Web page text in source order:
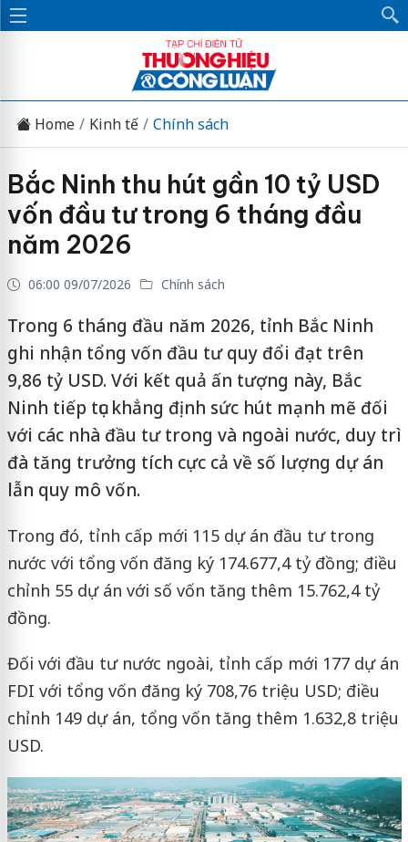
Home Kinh tế Chính sách
Bắc Ninh thu hút gần 10 tỷ USD
vốn đầu tư trong 6 tháng đầu
năm 2026
06:00 09/07/2026 Chính sách
Trong 6 tháng đầu năm 2026, tỉnh Bắc Ninh
ghi nhận tổng vốn đầu tư quy đổi đạt trên
9,86 tỷ USD. Với kết quả ấn tượng này, Bắc
Ninh tiếp tục khẳng định sức hút mạnh mẽ đối
với các nhà đầu tư trong và ngoài nước, duy trì
đà tăng trưởng tích cực cả về số lượng dự án
lẫn quy mô vốn.
Trong đó, tỉnh cấp mới 115 dự án đầu tư trong
nước với tổng vốn đăng ký 174.677,4 tỷ đồng; điều
chỉnh 55 dự án với số vốn tăng thêm 15.762,4 tỷ
đồng.
Đối với đầu tư nước ngoài, tỉnh cấp mới 177 dự án
FDI với tổng vốn đăng ký 708,76 triệu USD; điều
chỉnh 149 dự án, tổng vốn tăng thêm 1.632,8 triệu
USD.